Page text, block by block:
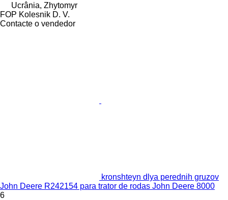
Ucrânia, Zhytomyr
FOP Kolesnik D. V.
Contacte o vendedor
kronshteyn dlya perednih gruzov
John Deere R242154 para trator de rodas John Deere 8000
6